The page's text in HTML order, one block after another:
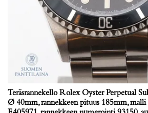
Teräsrannekello Rolex Oyster Perpetual
Ø 40mm, rannekkeen pituus 185mm, malli